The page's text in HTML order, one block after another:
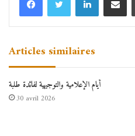
Articles similaires
أيام الإعلامية والتوجيهية لفائدة طلبة
30 avril 2026